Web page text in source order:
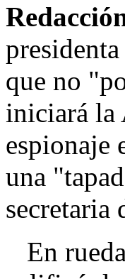
que no
iniciará la
espionaje
una
secretaria
En